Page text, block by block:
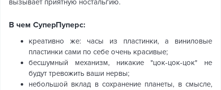
вызывает приятную ностальгию.
В чем СуперПуперс:
креативно же: часы из пластинки, а виниловые
пластинки сами по себе очень красивые;
бесшумный механизм, никакие "цок-цок-цок" не
будут тревожить ваши нервы;
небольшой вклад в сохранение планеты, в смысле,